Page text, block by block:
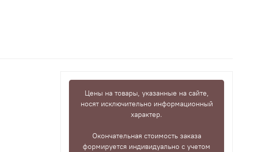
Цены на товары, указанные на сайте,
носят исключительно информационный
характер.
Окончательная стоимость заказа
формируется индивидуально с учетом